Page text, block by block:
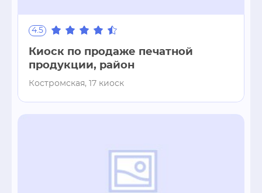
4.5
Киоск по продаже печатной
продукции, район
Костромская, 17 киоск